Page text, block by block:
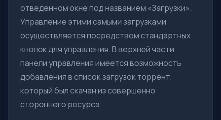
отведенном окне под названием «Загрузки».
Управление этими самыми загрузками
осуществляется посредством стандартных
кнопок для управления. В верхней части
панели управления имеется возможность
добавления в список загрузок торрент,
который был скачан из совершенно
стороннего ресурса.